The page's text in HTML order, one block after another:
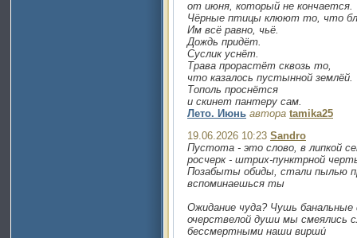
от июня, который не кончается.
Чёрные птицы клюют то, что
Им всё равно, чьё.
Дождь придёт.
Суслик уснёт.
Трава прорастёт сквозь то,
что казалось пустынной землёй.
Тополь проснётся
и скинет пантеру сам.
Лето. Июнь автора tamika25
19.06.2026 10:23 Sandro
Пустота - это слово, в липкой
росчерк - штрих-пунктрной
Позабыты обиды, стали пылью
вспоминаешься ты
Ожидание чуда? Чушь
очерствелой души мы смеялись
бессмертными наши вирши́